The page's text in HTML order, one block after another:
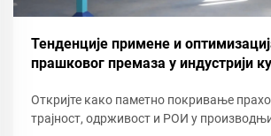
Тенденције примене и
прашковог премаза у индустрији
Откријте како паметно покривање
трајност, одрживост и РОИ у